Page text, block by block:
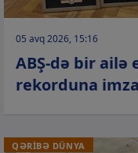
05 avq 2026, 15:16
ABŞ-də bir ailə
rekorduna
QƏRİBƏ DÜNYA